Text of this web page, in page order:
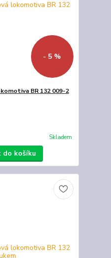
- 5 %
BR 132 009-2
Skladem
do košíku